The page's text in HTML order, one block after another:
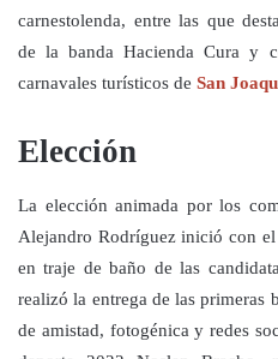
carnestolenda, entre las que
de la banda Hacienda Cura y
carnavales turísticos de San
Elección
La elección animada por los
Alejandro Rodríguez inició con
en traje de baño de las
realizó la entrega de las primeras
de amistad, fotogénica y redes